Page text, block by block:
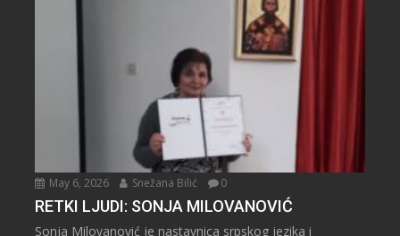
May 6, 2026 Snežana Bilić 0
RETKI LJUDI: SONJA MILOVANOVIĆ
Sonja Milovanović je nastavnica srpskog jezika i